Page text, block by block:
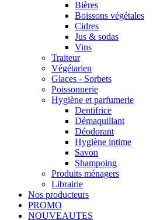
Bières
Boissons végétales
Cidres
Jus & sodas
Vins
Traiteur
Végétarien
Glaces - Sorbets
Poissonnerie
Hygiène et parfumerie
Dentifrice
Démaquillant
Déodorant
Hygiène intime
Savon
Shampoing
Produits ménagers
Librairie
Nos producteurs
PROMO
NOUVEAUTES